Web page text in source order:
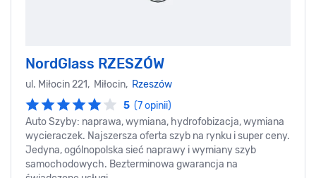
NordGlass RZESZÓW
ul. Miłocin 221, Miłocin, Rzeszów
5 (7 opinii)
Auto Szyby: naprawa, wymiana, hydrofobizacja, wymiana
wycieraczek. Najszersza oferta szyb na rynku i super ceny.
Jedyna, ogólnopolska sieć naprawy i wymiany szyb
samochodowych. Bezterminowa gwarancja na